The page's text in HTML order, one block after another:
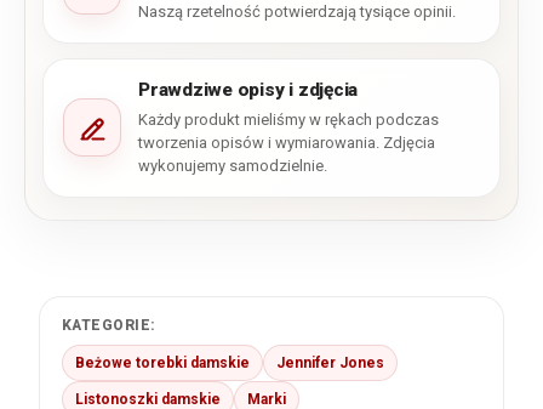
Naszą rzetelność potwierdzają tysiące opinii.
Prawdziwe opisy i zdjęcia
Każdy produkt mieliśmy w rękach podczas
tworzenia opisów i wymiarowania. Zdjęcia
wykonujemy samodzielnie.
KATEGORIE:
Beżowe torebki damskie Jennifer Jones
Listonoszki damskie Marki